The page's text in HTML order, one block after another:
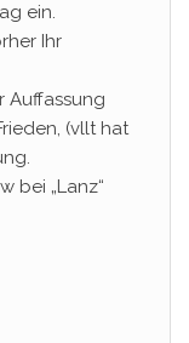
ein.
Ihr
Auffassung
(vllt hat
bei „Lanz“